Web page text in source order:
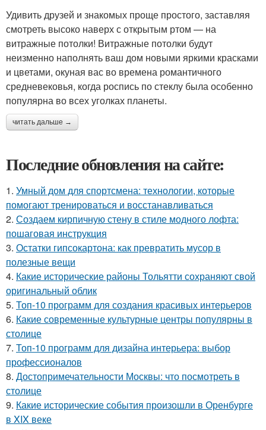
Удивить друзей и знакомых проще простого, заставляя
смотреть высоко наверх с открытым ртом — на
витражные потолки! Витражные потолки будут
неизменно наполнять ваш дом новыми яркими красками
и цветами, окуная вас во времена романтичного
средневековья, когда роспись по стеклу была особенно
популярна во всех уголках планеты.
читать дальше →
Последние обновления на сайте:
1. Умный дом для спортсмена: технологии, которые
помогают тренироваться и восстанавливаться
2. Создаем кирпичную стену в стиле модного лофта:
пошаговая инструкция
3. Остатки гипсокартона: как превратить мусор в
полезные вещи
4. Какие исторические районы Тольятти сохраняют свой
оригинальный облик
5. Топ-10 программ для создания красивых интерьеров
6. Какие современные культурные центры популярны в
столице
7. Топ-10 программ для дизайна интерьера: выбор
профессионалов
8. Достопримечательности Москвы: что посмотреть в
столице
9. Какие исторические события произошли в Оренбурге
в XIX веке